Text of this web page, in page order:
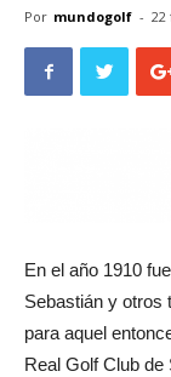
Por mundogolf - 22
En el año 1910
Sebastián y otros
para aquel
Real Golf Club de